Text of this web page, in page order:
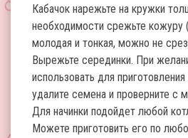
Кабачок нарежьте на кружки
необходимости срежьте кожуру
молодая и тонкая, можно не
Вырежьте серединки. При
использовать для
удалите семена и проверните с
Для начинки подойдет любой
Можете приготовить его по